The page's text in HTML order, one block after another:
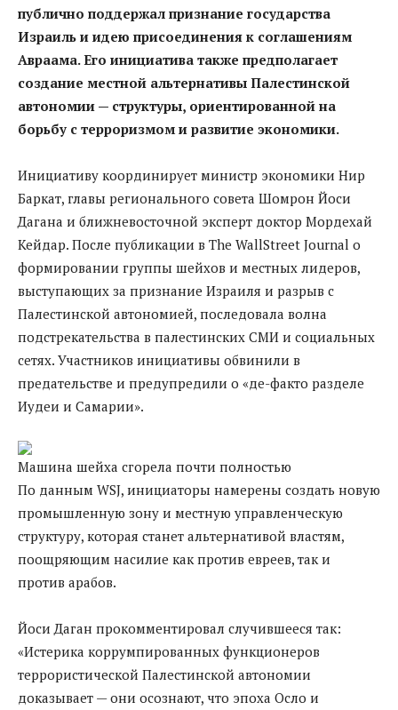
публично поддержал признание государства
Израиль и идею присоединения к соглашениям
Авраама. Его инициатива также предполагает
создание местной альтернативы Палестинской
автономии — структуры, ориентированной на
борьбу с терроризмом и развитие экономики.
Инициативу координирует министр экономики Нир
Баркат, главы регионального совета Шомрон Йоси
Дагана и ближневосточной эксперт доктор Мордехай
Кейдар. После публикации в The WallStreet Journal о
формировании группы шейхов и местных лидеров,
выступающих за признание Израиля и разрыв с
Палестинской автономией, последовала волна
подстрекательства в палестинских СМИ и социальных
сетях. Участников инициативы обвинили в
предательстве и предупредили о «де-факто разделе
Иудеи и Самарии».
Машина шейха сгорела почти полностью
По данным WSJ, инициаторы намерены создать новую
промышленную зону и местную управленческую
структуру, которая станет альтернативой властям,
поощряющим насилие как против евреев, так и
против арабов.
Йоси Даган прокомментировал случившееся так:
«Истерика коррумпированных функционеров
террористической Палестинской автономии
доказывает — они осознают, что эпоха Осло и